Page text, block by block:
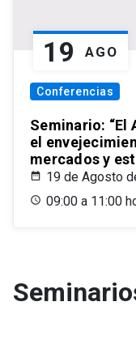
19 AGO
Conferencias
Seminario: “El
el
mercados y
19 de Agosto
09:00 a 11:00